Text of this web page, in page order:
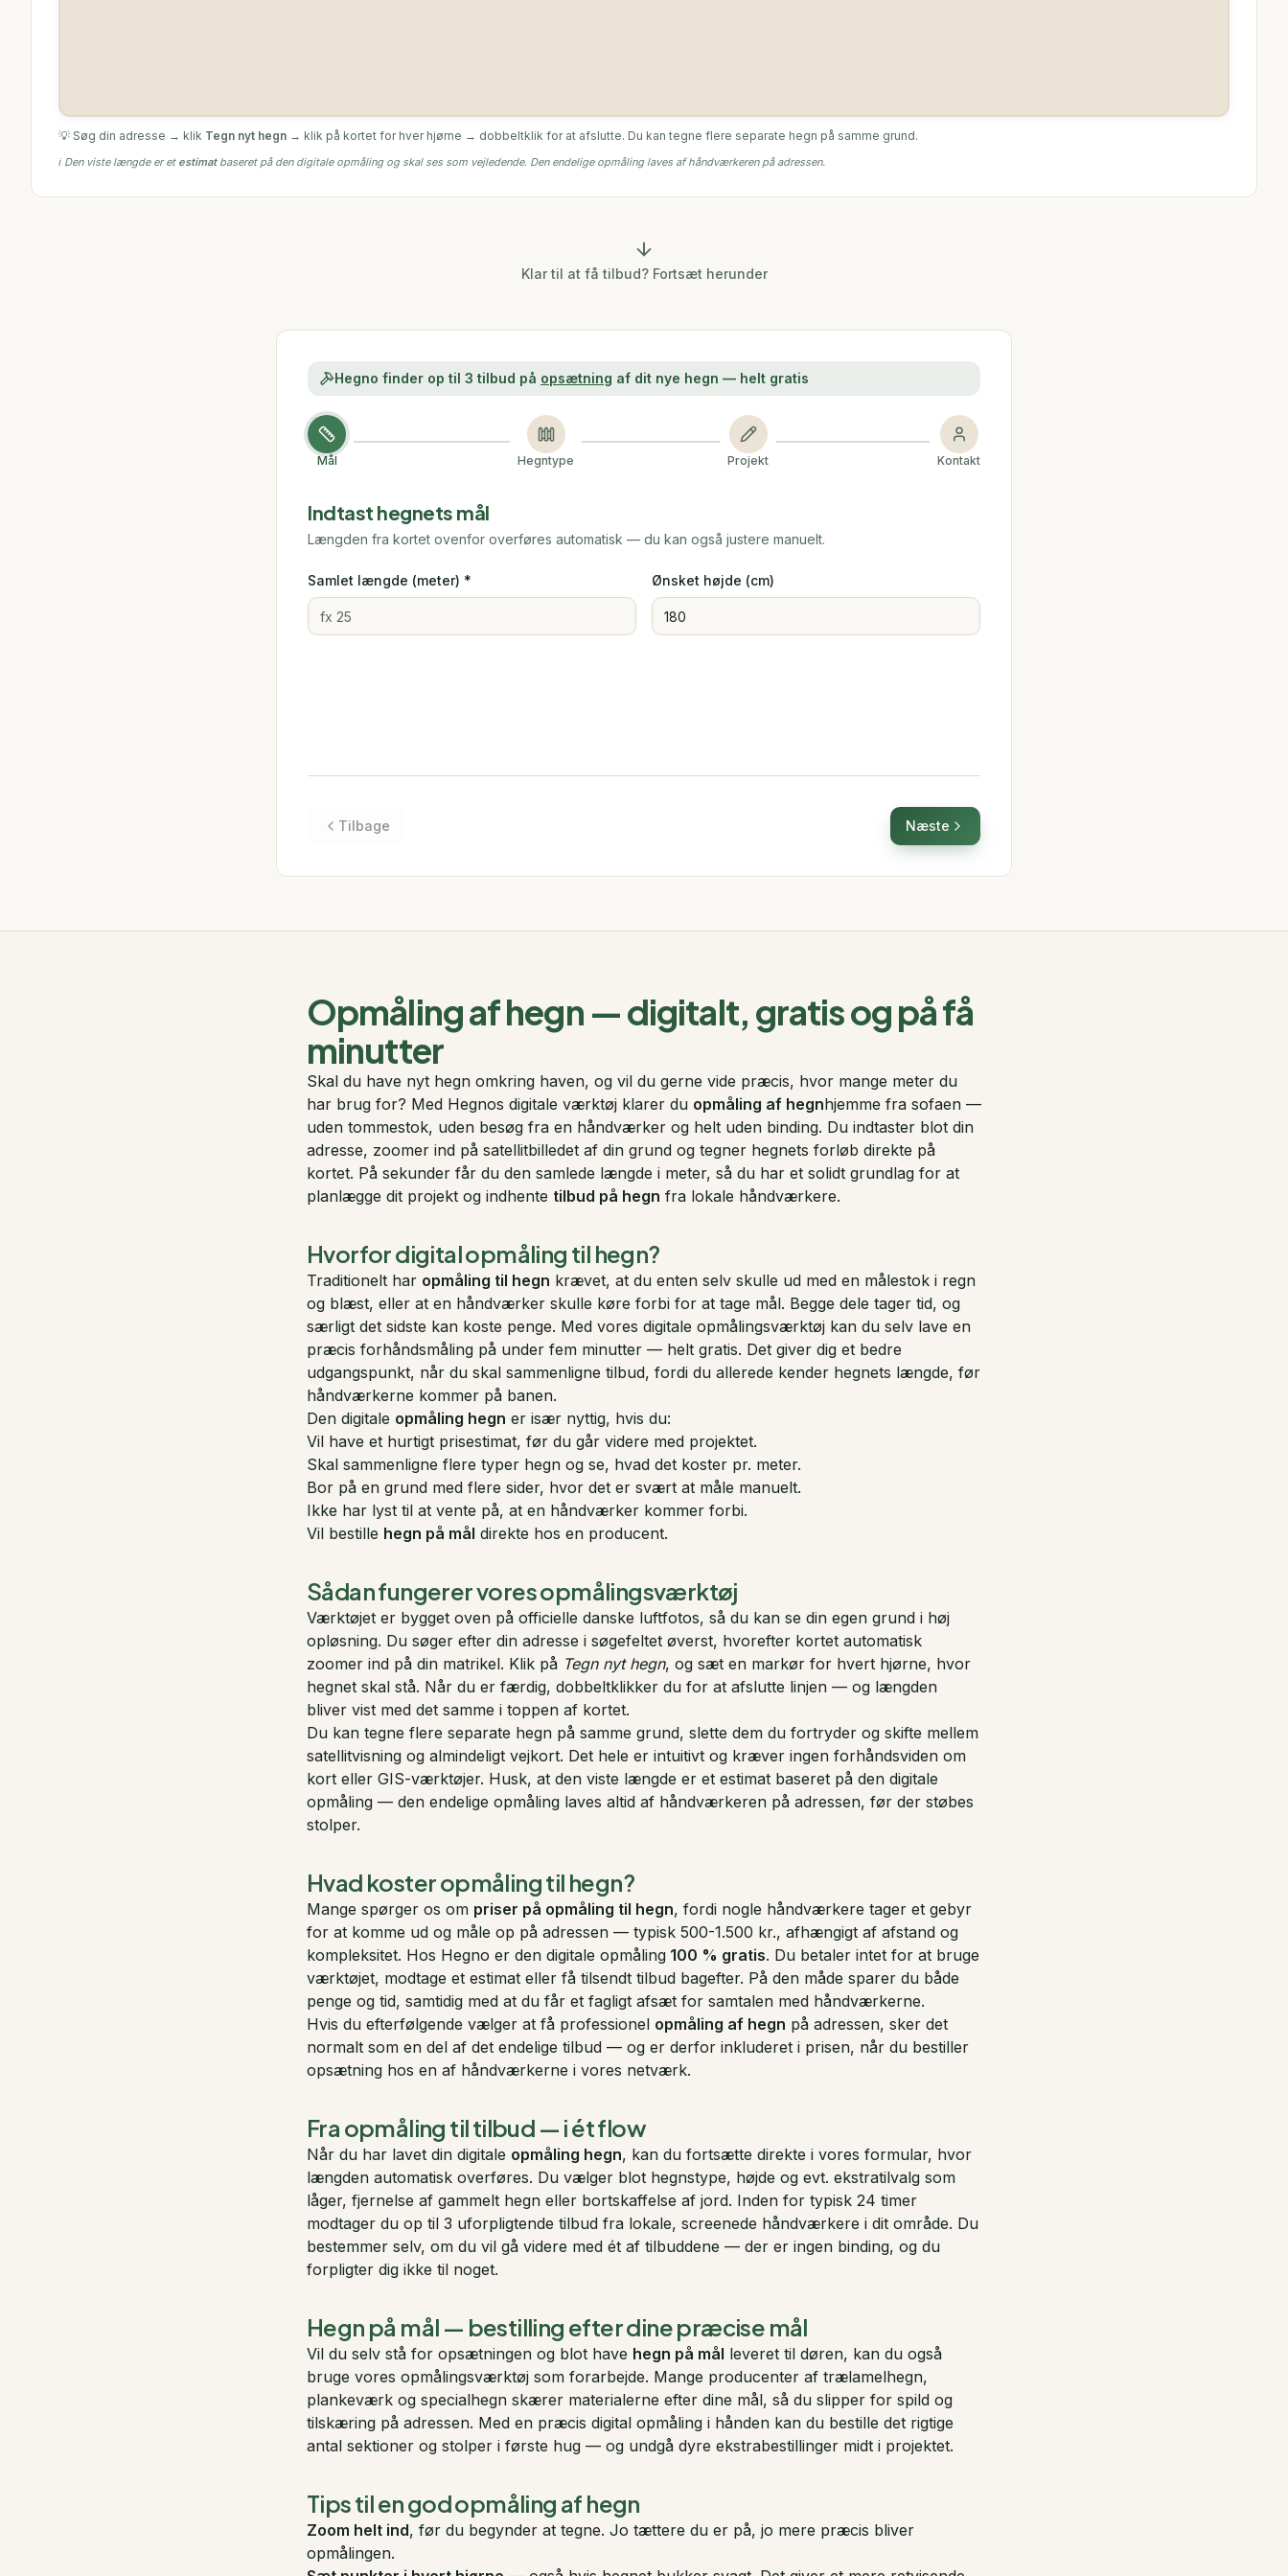
💡 Søg din adresse → klik Tegn nyt hegn → klik på kortet for hver hjørne → dobbeltklik for at afslutte. Du kan tegne flere separate hegn på samme grund.
ℹ️ Den viste længde er et estimatbaseret på den digitale opmåling og skal ses som vejledende. Den endelige opmåling laves af håndværkeren på adressen.
Klar til at få tilbud? Fortsæt herunder
Hegno finder op til 3 tilbud på opsætning af dit nye hegn — helt gratis
Mål Hegntype Projekt Kontakt
Indtast hegnets mål
Længden fra kortet ovenfor overføres automatisk — du kan også justere manuelt.
Samlet længde (meter) * Ønsket højde (cm)
Tilbage Næste
Opmåling af hegn — digitalt, gratis og på få
minutter
Skal du have nyt hegn omkring haven, og vil du gerne vide præcis, hvor mange meter du
har brug for? Med Hegnos digitale værktøj klarer du opmåling af hegnhjemme fra sofaen —
uden tommestok, uden besøg fra en håndværker og helt uden binding. Du indtaster blot din
adresse, zoomer ind på satellitbilledet af din grund og tegner hegnets forløb direkte på
kortet. På sekunder får du den samlede længde i meter, så du har et solidt grundlag for at
planlægge dit projekt og indhente tilbud på hegn fra lokale håndværkere.
Hvorfor digital opmåling til hegn?
Traditionelt har opmåling til hegn krævet, at du enten selv skulle ud med en målestok i regn
og blæst, eller at en håndværker skulle køre forbi for at tage mål. Begge dele tager tid, og
særligt det sidste kan koste penge. Med vores digitale opmålingsværktøj kan du selv lave en
præcis forhåndsmåling på under fem minutter — helt gratis. Det giver dig et bedre
udgangspunkt, når du skal sammenligne tilbud, fordi du allerede kender hegnets længde, før
håndværkerne kommer på banen.
Den digitale opmåling hegn er især nyttig, hvis du:
Vil have et hurtigt prisestimat, før du går videre med projektet.
Skal sammenligne flere typer hegn og se, hvad det koster pr. meter.
Bor på en grund med flere sider, hvor det er svært at måle manuelt.
Ikke har lyst til at vente på, at en håndværker kommer forbi.
Vil bestille hegn på mål direkte hos en producent.
Sådan fungerer vores opmålingsværktøj
Værktøjet er bygget oven på officielle danske luftfotos, så du kan se din egen grund i høj
opløsning. Du søger efter din adresse i søgefeltet øverst, hvorefter kortet automatisk
zoomer ind på din matrikel. Klik på Tegn nyt hegn, og sæt en markør for hvert hjørne, hvor
hegnet skal stå. Når du er færdig, dobbeltklikker du for at afslutte linjen — og længden
bliver vist med det samme i toppen af kortet.
Du kan tegne flere separate hegn på samme grund, slette dem du fortryder og skifte mellem
satellitvisning og almindeligt vejkort. Det hele er intuitivt og kræver ingen forhåndsviden om
kort eller GIS-værktøjer. Husk, at den viste længde er et estimat baseret på den digitale
opmåling — den endelige opmåling laves altid af håndværkeren på adressen, før der støbes
stolper.
Hvad koster opmåling til hegn?
Mange spørger os om priser på opmåling til hegn, fordi nogle håndværkere tager et gebyr
for at komme ud og måle op på adressen — typisk 500-1.500 kr., afhængigt af afstand og
kompleksitet. Hos Hegno er den digitale opmåling 100 % gratis. Du betaler intet for at bruge
værktøjet, modtage et estimat eller få tilsendt tilbud bagefter. På den måde sparer du både
penge og tid, samtidig med at du får et fagligt afsæt for samtalen med håndværkerne.
Hvis du efterfølgende vælger at få professionel opmåling af hegn på adressen, sker det
normalt som en del af det endelige tilbud — og er derfor inkluderet i prisen, når du bestiller
opsætning hos en af håndværkerne i vores netværk.
Fra opmåling til tilbud — i ét flow
Når du har lavet din digitale opmåling hegn, kan du fortsætte direkte i vores formular, hvor
længden automatisk overføres. Du vælger blot hegnstype, højde og evt. ekstratilvalg som
låger, fjernelse af gammelt hegn eller bortskaffelse af jord. Inden for typisk 24 timer
modtager du op til 3 uforpligtende tilbud fra lokale, screenede håndværkere i dit område. Du
bestemmer selv, om du vil gå videre med ét af tilbuddene — der er ingen binding, og du
forpligter dig ikke til noget.
Hegn på mål — bestilling efter dine præcise mål
Vil du selv stå for opsætningen og blot have hegn på mål leveret til døren, kan du også
bruge vores opmålingsværktøj som forarbejde. Mange producenter af trælamelhegn,
plankeværk og specialhegn skærer materialerne efter dine mål, så du slipper for spild og
tilskæring på adressen. Med en præcis digital opmåling i hånden kan du bestille det rigtige
antal sektioner og stolper i første hug — og undgå dyre ekstrabestillinger midt i projektet.
Tips til en god opmåling af hegn
Zoom helt ind, før du begynder at tegne. Jo tættere du er på, jo mere præcis bliver
opmålingen.